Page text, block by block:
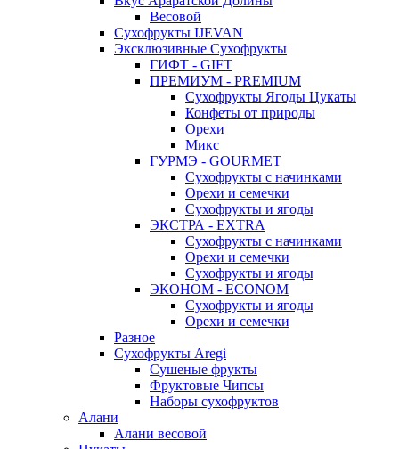
Весовой
Сухофрукты IJEVAN
Эксклюзивные Сухофрукты
ГИФТ - GIFT
ПРЕМИУМ - PREMIUM
Сухофрукты Ягоды Цукаты
Конфеты от природы
Орехи
Микс
ГУРМЭ - GOURMET
Сухофрукты с начинками
Орехи и семечки
Сухофрукты и ягоды
ЭКСТРА - EXTRA
Сухофрукты с начинками
Орехи и семечки
Сухофрукты и ягоды
ЭКОНОМ - ECONOM
Сухофрукты и ягоды
Орехи и семечки
Разное
Сухофрукты Aregi
Сушеные фрукты
Фруктовые Чипсы
Наборы сухофруктов
Алани
Алани весовой